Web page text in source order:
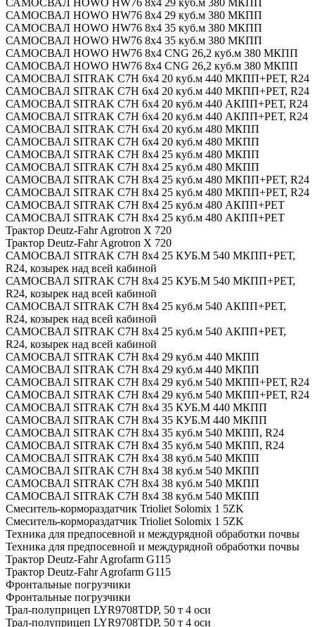
САМОСВАЛ HOWO HW76 8x4 29 куб.м 380 МКПП
САМОСВАЛ HOWO HW76 8x4 29 куб.м 380 МКПП
САМОСВАЛ HOWO HW76 8x4 35 куб.м 380 МКПП
САМОСВАЛ HOWO HW76 8x4 35 куб.м 380 МКПП
САМОСВАЛ HOWO HW76 8x4 CNG 26,2 куб.м 380 МКПП
САМОСВАЛ HOWO HW76 8x4 CNG 26,2 куб.м 380 МКПП
САМОСВАЛ SITRAK C7H 6x4 20 куб.м 440 МКПП+РЕТ, R24
САМОСВАЛ SITRAK C7H 6x4 20 куб.м 440 МКПП+РЕТ, R24
САМОСВАЛ SITRAK C7H 6x4 20 куб.м 440 АКПП+РЕТ, R24
САМОСВАЛ SITRAK C7H 6x4 20 куб.м 440 АКПП+РЕТ, R24
САМОСВАЛ SITRAK C7H 6x4 20 куб.м 480 МКПП
САМОСВАЛ SITRAK C7H 6x4 20 куб.м 480 МКПП
САМОСВАЛ SITRAK C7H 8x4 25 куб.м 480 МКПП
САМОСВАЛ SITRAK C7H 8x4 25 куб.м 480 МКПП
САМОСВАЛ SITRAK C7H 8x4 25 куб.м 480 МКПП+РЕТ, R24
САМОСВАЛ SITRAK C7H 8x4 25 куб.м 480 МКПП+РЕТ, R24
САМОСВАЛ SITRAK C7H 8x4 25 куб.м 480 АКПП+РЕТ
САМОСВАЛ SITRAK C7H 8x4 25 куб.м 480 АКПП+РЕТ
Трактор Deutz-Fahr Agrotron X 720
Трактор Deutz-Fahr Agrotron X 720
САМОСВАЛ SITRAK C7H 8x4 25 КУБ.М 540 МКПП+РЕТ,
R24, козырек над всей кабиной
САМОСВАЛ SITRAK C7H 8x4 25 КУБ.М 540 МКПП+РЕТ,
R24, козырек над всей кабиной
САМОСВАЛ SITRAK C7H 8x4 25 куб.м 540 АКПП+РЕТ,
R24, козырек над всей кабиной
САМОСВАЛ SITRAK C7H 8x4 25 куб.м 540 АКПП+РЕТ,
R24, козырек над всей кабиной
САМОСВАЛ SITRAK C7H 8x4 29 куб.м 440 МКПП
САМОСВАЛ SITRAK C7H 8x4 29 куб.м 440 МКПП
САМОСВАЛ SITRAK C7H 8x4 29 куб.м 540 МКПП+РЕТ, R24
САМОСВАЛ SITRAK C7H 8x4 29 куб.м 540 МКПП+РЕТ, R24
САМОСВАЛ SITRAK C7H 8x4 35 КУБ.М 440 МКПП
САМОСВАЛ SITRAK C7H 8x4 35 КУБ.М 440 МКПП
САМОСВАЛ SITRAK C7H 8x4 35 куб.м 540 МКПП, R24
САМОСВАЛ SITRAK C7H 8x4 35 куб.м 540 МКПП, R24
САМОСВАЛ SITRAK C7H 8x4 38 куб.м 540 МКПП
САМОСВАЛ SITRAK C7H 8x4 38 куб.м 540 МКПП
САМОСВАЛ SITRAK C7H 8x4 38 куб.м 540 МКПП
САМОСВАЛ SITRAK C7H 8x4 38 куб.м 540 МКПП
Смеситель-кормораздатчик Trioliet Solomix 1 5ZK
Смеситель-кормораздатчик Trioliet Solomix 1 5ZK
Техника для предпосевной и междурядной обработки почвы
Техника для предпосевной и междурядной обработки почвы
Трактор Deutz-Fahr Agrofarm G115
Трактор Deutz-Fahr Agrofarm G115
Фронтальные погрузчики
Фронтальные погрузчики
Трал-полуприцеп LYR9708TDP, 50 т 4 оси
Трал-полуприцеп LYR9708TDP, 50 т 4 оси